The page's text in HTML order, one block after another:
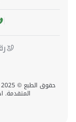
المتقدمة. اخر